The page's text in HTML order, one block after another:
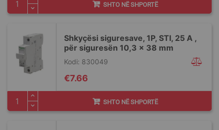
SHTO NË SHPORTË
Shkyçësi siguresave, 1P, STI, 25 A ,
për siguresën 10,3 x 38 mm
Kodi: 830049
€7.66
SHTO NË SHPORTË